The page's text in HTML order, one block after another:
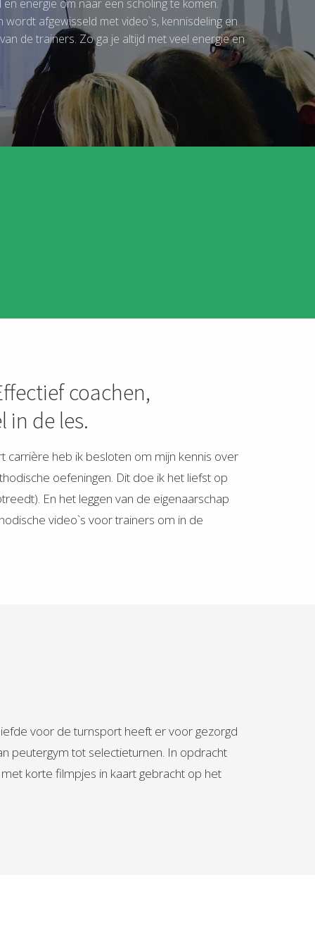
energie om naar een scholing te komen.
afgewisseld met video`s, kennisdeling en
de trainers. Zo ga je altijd met veel energie en
coachen,
de les.
carrière heb ik besloten om mijn kennis over
oefeningen. Dit doe ik het liefst op
En het leggen van de eigenaarschap
video`s voor trainers om in de
voor de turnsport heeft er voor gezorgd
peutergym tot selectieturnen. In opdracht
korte filmpjes in kaart gebracht op het